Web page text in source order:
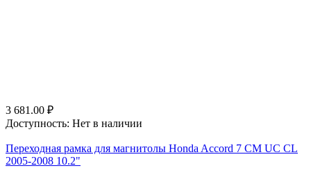
3 681.00 ₽
Доступность: Нет в наличии
Переходная рамка для магнитолы Honda Accord 7 CM UC CL
2005-2008 10.2"